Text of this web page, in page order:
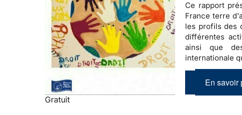
Gratuit
Ce rapport
France terre
les profils des
différentes
ainsi que
internationale
En savoir